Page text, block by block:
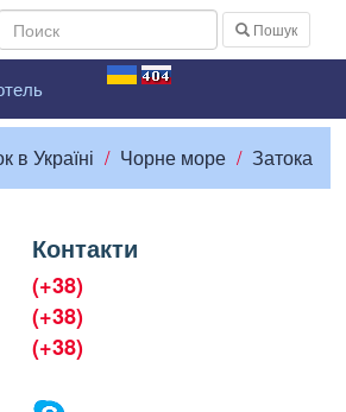
Пошук
в Україні Чорне море Затока
Контакти
(+38)
(+38)
(+38)